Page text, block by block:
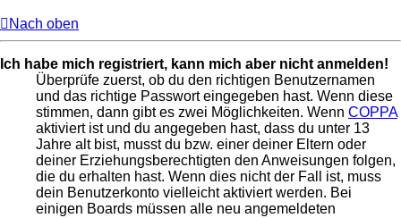
Nach oben
Ich habe mich registriert, kann mich aber nicht anmelden!
Überprüfe zuerst, ob du den richtigen Benutzernamen
und das richtige Passwort eingegeben hast. Wenn diese
stimmen, dann gibt es zwei Möglichkeiten. Wenn COPPA
aktiviert ist und du angegeben hast, dass du unter 13
Jahre alt bist, musst du bzw. einer deiner Eltern oder
deiner Erziehungsberechtigten den Anweisungen folgen,
die du erhalten hast. Wenn dies nicht der Fall ist, muss
dein Benutzerkonto vielleicht aktiviert werden. Bei
einigen Boards müssen alle neu angemeldeten